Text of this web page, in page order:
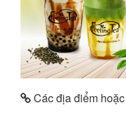
Các địa điểm